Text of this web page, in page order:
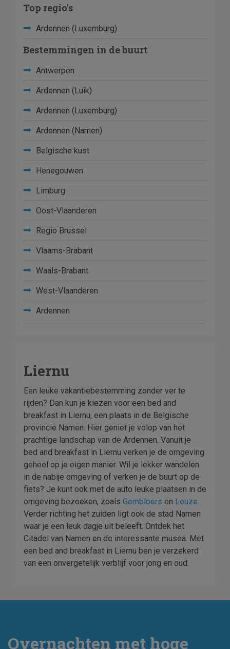
Top regio's
Ardennen (Luxemburg)
Bestemmingen in de buurt
Antwerpen
Ardennen (Luik)
Ardennen (Luxemburg)
Ardennen (Namen)
Belgische kust
Henegouwen
Limburg
Oost-Vlaanderen
Regio Brussel
Vlaams-Brabant
Waals-Brabant
West-Vlaanderen
Ardennen
Liernu
Een leuke vakantiebestemming zonder ver te
rijden? Dan kun je kiezen voor een bed and
breakfast in Liernu, een plaats in de Belgische
provincie Namen. Hier geniet je volop van het
prachtige landschap van de Ardennen. Vanuit je
bed and breakfast in Liernu verken je de omgeving
geheel op je eigen manier. Wil je lekker wandelen
in de nabije omgeving of verken je de buurt op de
fiets? Je kunt ook met de auto leuke plaatsen in de
omgeving bezoeken, zoals Gembloers en Leuze.
Verder richting het zuiden ligt ook de stad Namen
waar je een leuk dagje uit beleeft. Ontdek het
Citadel van Namen en de interessante musea. Met
een bed and breakfast in Liernu ben je verzekerd
van een onvergetelijk verblijf voor jong en oud.
Overnachten met hoge